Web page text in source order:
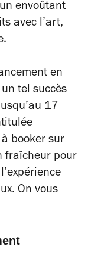
envoûtant
avec l’art,
en
tel succès
17
à booker sur
fraîcheur pour
On vous